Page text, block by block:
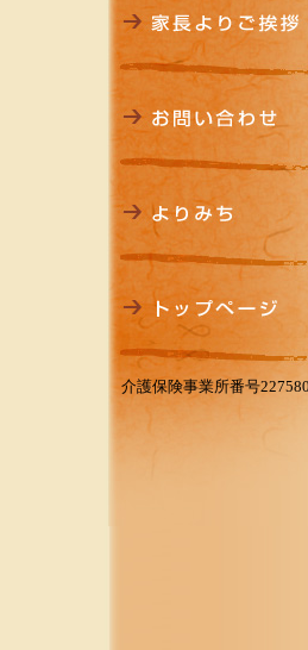
介護保険事業所番号